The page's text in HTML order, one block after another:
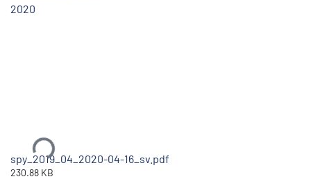
2020
spy_2019_04_2020-04-16_sv.pdf
230.88 KB